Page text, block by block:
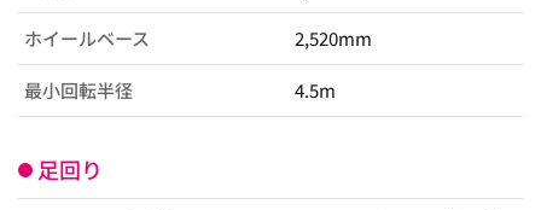
ホイールベース 2,520mm
最小回転半径 4.5m
足回り